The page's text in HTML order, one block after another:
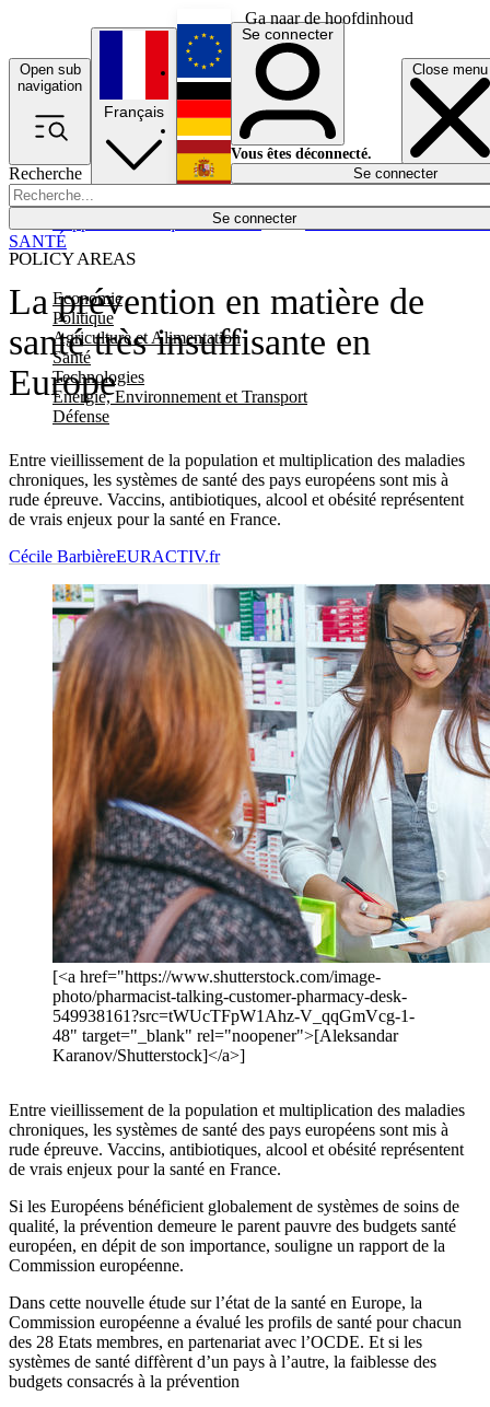
Ga naar de hoofdinhoud
Open sub
navigation
Close menu
Recherche
Se connecter
POLICY AREAS
Economie
Politique
Agriculture et Alimentation
Santé
Technologies
Energie, Environnement et Transport
Défense
Économie
Français
English
Deutsch
Español
Se connecter
Vous êtes déconnecté.
Se connecter
La prévention en matière de
santé très insuffisante en
Europe
Entre vieillissement de la population et multiplication des maladies
chroniques, les systèmes de santé des pays européens sont mis à
rude épreuve. Vaccins, antibiotiques, alcool et obésité représentent
de vrais enjeux pour la santé en France.
SANTÉ
Cécile BarbièreEURACTIV.fr
[<a href="https://www.shutterstock.com/image-
photo/pharmacist-talking-customer-pharmacy-desk-
549938161?src=tWUcTFpW1Ahz-V_qqGmVcg-1-
48" target="_blank" rel="noopener">[Aleksandar
Karanov/Shutterstock]</a>]
Entre vieillissement de la population et multiplication des maladies
chroniques, les systèmes de santé des pays européens sont mis à
rude épreuve. Vaccins, antibiotiques, alcool et obésité représentent
de vrais enjeux pour la santé en France.
Si les Européens bénéficient globalement de systèmes de soins de
qualité, la prévention demeure le parent pauvre des budgets santé
européen, en dépit de son importance, souligne un rapport de la
Commission européenne.
Dans cette nouvelle étude sur l’état de la santé en Europe, la
Commission européenne a évalué les profils de santé pour chacun
des 28 Etats membres, en partenariat avec l’OCDE. Et si les
systèmes de santé diffèrent d’un pays à l’autre, la faiblesse des
budgets consacrés à la prévention